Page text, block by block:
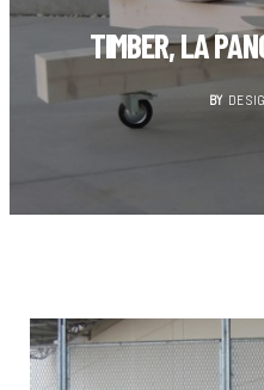
TIMBER, LA
BY